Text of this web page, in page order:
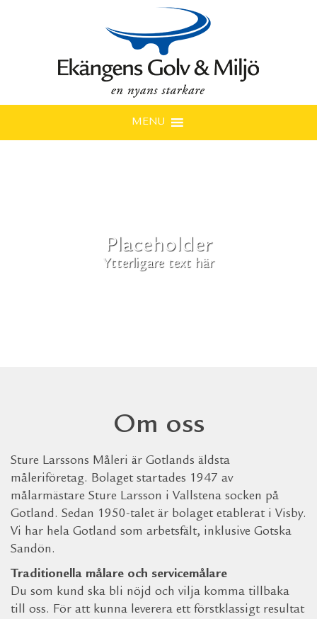
MENU
Placeholder
Ytterligare text här
Om oss
Sture Larssons Måleri är Gotlands äldsta
måleriföretag. Bolaget startades 1947 av
målarmästare Sture Larsson i Vallstena socken på
Gotland. Sedan 1950-talet är bolaget etablerat i Visby.
Vi har hela Gotland som arbetsfält, inklusive Gotska
Sandön.
Traditionella målare och servicemålare
Du som kund ska bli nöjd och vilja komma tillbaka
till oss. För att kunna leverera ett förstklassigt resultat